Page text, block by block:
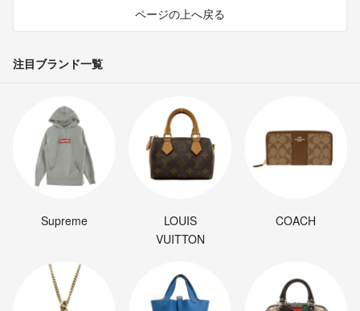
ページの上へ戻る
注目ブランド一覧
Supreme
LOUIS
VUITTON
COACH